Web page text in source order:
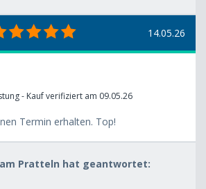
14.05.26
- Kauf verifiziert am 09.05.26
Termin erhalten. Top!
Pratteln hat geantwortet: